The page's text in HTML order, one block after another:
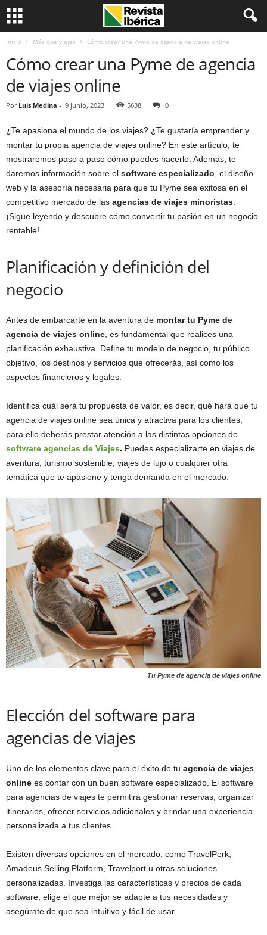
Inicio Más que viajes Cómo crear una Pyme de agencia de viajes online
Cómo crear una Pyme de agencia
de viajes online
Por Luis Medina - 9 junio, 2023 5638 0
¿Te apasiona el mundo de los viajes? ¿Te gustaría emprender y
montar tu propia agencia de viajes online? En este artículo, te
mostraremos paso a paso cómo puedes hacerlo. Además, te
daremos información sobre el software especializado , el diseño
web y la asesoría necesaria para que tu Pyme sea exitosa en el
competitivo mercado de las agencias de viajes minoristas
¡Sigue leyendo y descubre cómo convertir tu pasión en un negocio
rentable!
Planificación y definición del
negocio
Antes de embarcarte en la aventura de montar tu Pyme de
agencia de viajes online , es fundamental que realices una
planificación exhaustiva. Define tu modelo de negocio, tu público
objetivo, los destinos y servicios que ofrecerás, así como los
aspectos financieros y legales.
Identifica cuál será tu propuesta de valor, es decir, qué hará que tu
agencia de viajes online sea única y atractiva para los clientes,
para ello deberás prestar atención a las distintas opciones de
software agencias de Viajes. Puedes especializarte en viajes de
aventura, turismo sostenible, viajes de lujo o cualquier otra
temática que te apasione y tenga demanda en el mercado.
Tu Pyme de agencia de viajes online
Elección del software para
agencias de viajes
Uno de los elementos clave para el éxito de tu agencia de viajes
online es contar con un buen software especializado. El software
para agencias de viajes te permitirá gestionar reservas, organizar
itinerarios, ofrecer servicios adicionales y brindar una experiencia
personalizada a tus clientes.
Existen diversas opciones en el mercado, como TravelPerk,
Amadeus Selling Platform, Travelport u otras soluciones
personalizadas. Investiga las características y precios de cada
software, elige el que mejor se adapte a tus necesidades y
asegúrate de que sea intuitivo y fácil de usar.